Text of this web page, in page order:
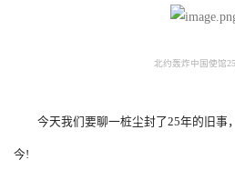
北约轰炸中国使馆
今天我们要聊一桩尘封了25年的旧事
今!